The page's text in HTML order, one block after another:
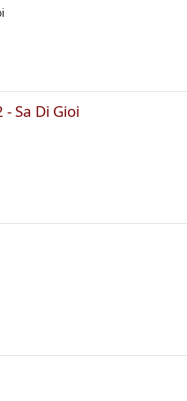
Sa Di Gioi